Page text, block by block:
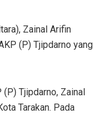
Zainal Arifin
(P) Tjipdarno yang
Tjipdarno, Zainal
Tarakan. Pada